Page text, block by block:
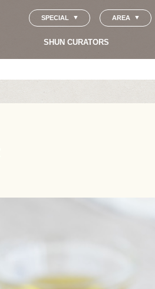
SPECIAL AREA
SHUN CURATORS